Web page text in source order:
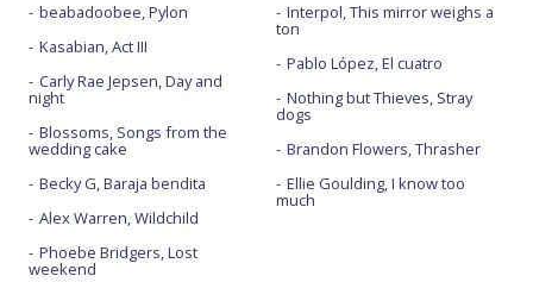
beabadoobee, Pylon
Kasabian, Act III
Carly Rae Jepsen, Day and
night
Blossoms, Songs from the
wedding cake
Becky G, Baraja bendita
Alex Warren, Wildchild
Phoebe Bridgers, Lost
weekend
Interpol, This mirror weighs a
ton
Pablo López, El cuatro
Nothing but Thieves, Stray
dogs
Brandon Flowers, Thrasher
Ellie Goulding, I know too
much